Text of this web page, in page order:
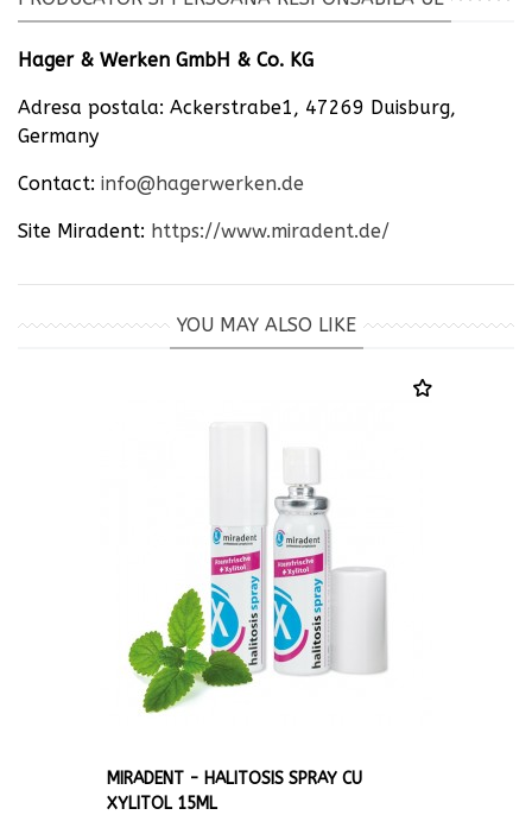
Hager & Werken GmbH & Co. KG
Adresa postala: Ackerstrabe1, 47269 Duisburg,
Germany
Contact: info@hagerwerken.de
Site Miradent: https://www.miradent.de/
YOU MAY ALSO LIKE
MIRADENT - HALITOSIS SPRAY CU
XYLITOL 15ML